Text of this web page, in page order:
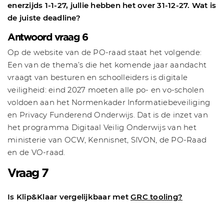
enerzijds 1-1-27, jullie hebben het over 31-12-27. Wat is
de juiste deadline?
Antwoord vraag 6
Op de website van de PO-raad staat het volgende:
Een van de thema’s die het komende jaar aandacht
vraagt van besturen en schoolleiders is digitale
veiligheid: eind 2027 moeten alle po- en vo-scholen
voldoen aan het Normenkader Informatiebeveiliging
en Privacy Funderend Onderwijs. Dat is de inzet van
het programma Digitaal Veilig Onderwijs van het
ministerie van OCW, Kennisnet, SIVON, de PO-Raad
en de VO-raad.
Vraag 7
Is Klip&Klaar vergelijkbaar met GRC tooling?